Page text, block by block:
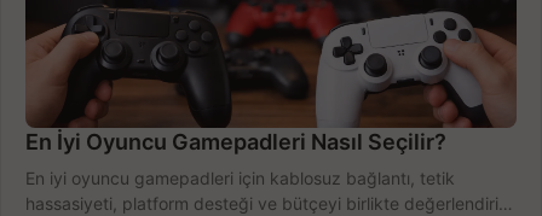
En İyi Oyuncu Gamepadleri Nasıl Seçilir?
En iyi oyuncu gamepadleri için kablosuz bağlantı, tetik
hassasiyeti, platform desteği ve bütçeyi birlikte değerlendirin;